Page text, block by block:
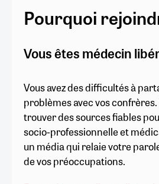
Pourquoi
Vous êtes médecin
Vous avez des difficultés à
problèmes avec vos confrères.
trouver des sources fiables
socio-professionnelle et
un média qui relaie votre
de vos préoccupations.